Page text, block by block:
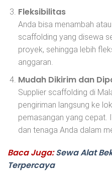
Fleksibilitas
Anda bisa menambah
scaffolding yang disewa
proyek, sehingga lebih
anggaran.
Mudah Dikirim dan
Supplier scaffolding di
pengiriman langsung ke
pemasangan yang cepat.
dan tenaga Anda dalam
Baca Juga:Sewa Alat
Terpercaya